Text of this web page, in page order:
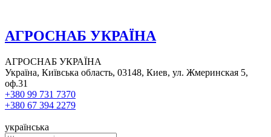
АГРОСНАБ УКРАЇНА
АГРОСНАБ УКРАЇНА
Україна, Київська область, 03148, Киев, ул. Жмеринская 5,
оф.31
+380 99 731 7370
+380 67 394 2279
українська